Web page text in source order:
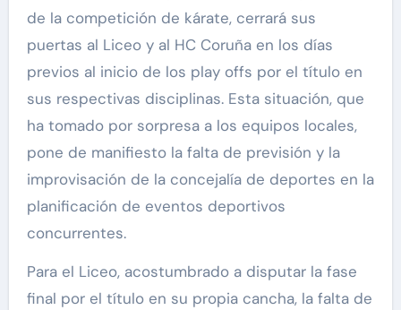
de la competición de kárate, cerrará sus
puertas al Liceo y al HC Coruña en los días
previos al inicio de los play offs por el título en
sus respectivas disciplinas. Esta situación, que
ha tomado por sorpresa a los equipos locales,
pone de manifiesto la falta de previsión y la
improvisación de la concejalía de deportes en la
planificación de eventos deportivos
concurrentes.
Para el Liceo, acostumbrado a disputar la fase
final por el título en su propia cancha, la falta de